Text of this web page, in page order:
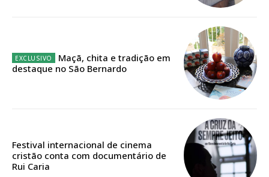
DIGITAL ANUAL
16
Acesso ao conteúdo online
Acesso aos conteúdos Exclusivos para
Maçã, chita e tradição em
destaque no São Bernardo
Festival internacional de cinema
cristão conta com documentário de
Rui Caria